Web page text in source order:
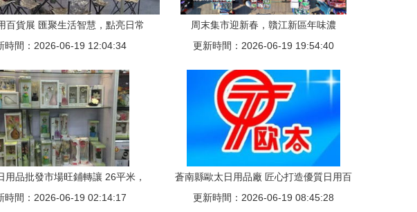
百貨展 匯聚生活智慧，點亮日常
之美
時間：2026-06-19 12:04:34
周末集市迎新春，贛江新區年味濃
更新時間：2026-06-19 19:54:40
用品批發市場旺鋪轉讓 26平米，
帶貨柜，商機不容錯過
時間：2026-06-19 02:14:17
蒼南縣歐太日用品廠 匠心打造優質日用百
貨，服務千家萬戶
更新時間：2026-06-19 08:45:28